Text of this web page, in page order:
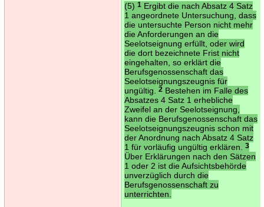
(5) 1Ergibt die nach Absatz 4 Satz
1 angeordnete Untersuchung, dass
die untersuchte Person nicht mehr
die Anforderungen an die
Seelotseignung erfüllt, oder wird
die dort bezeichnete Frist nicht
eingehalten, so erklärt die
Berufsgenossenschaft das
Seelotseignungszeugnis für
ungültig.
2Bestehen im Falle des
Absatzes 4 Satz 1 erhebliche
Zweifel an der Seelotseignung,
kann die Berufsgenossenschaft das
Seelotseignungszeugnis schon mit
der Anordnung nach Absatz 4 Satz
1 für vorläufig ungültig erklären.
3
Über Erklärungen nach den Sätzen
1 oder 2 ist die Aufsichtsbehörde
unverzüglich durch die
Berufsgenossenschaft zu
unterrichten.